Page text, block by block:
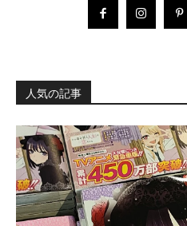
人気の記事